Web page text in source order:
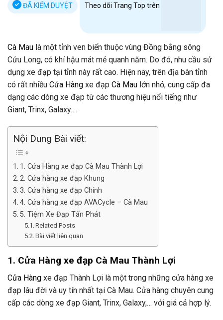
ĐÃ KIỂM DUYỆT Theo dõi Trang Top trên
Cà Mau là một tỉnh ven biển thuộc vùng Đồng bằng sông
Cửu Long, có khí hậu mát mẻ quanh năm. Do đó, nhu cầu sử
dụng xe đạp tại tỉnh này rất cao. Hiện nay, trên địa bàn tỉnh
có rất nhiều Cửa Hàng xe đạp Cà Mau lớn nhỏ, cung cấp đa
dạng các dòng xe đạp từ các thương hiệu nổi tiếng như
Giant, Trinx, Galaxy….
Nội Dung Bài viết:
1. Cửa Hàng xe đạp Cà Mau Thành Lợi
2. Cửa hàng xe đạp Khung
3. Cửa hàng xe đạp Chính
4. Cửa hàng xe đạp AVACycle – Cà Mau
5. Tiệm Xe Đạp Tấn Phát
Related Posts
Bài viết liên quan
1. Cửa Hàng xe đạp Cà Mau Thành Lợi
Cửa Hàng xe đạp Thành Lợi là một trong những cửa hàng xe
đạp lâu đời và uy tín nhất tại Cà Mau. Cửa hàng chuyên cung
cấp các dòng xe đạp Giant, Trinx, Galaxy,… với giá cả hợp lý.